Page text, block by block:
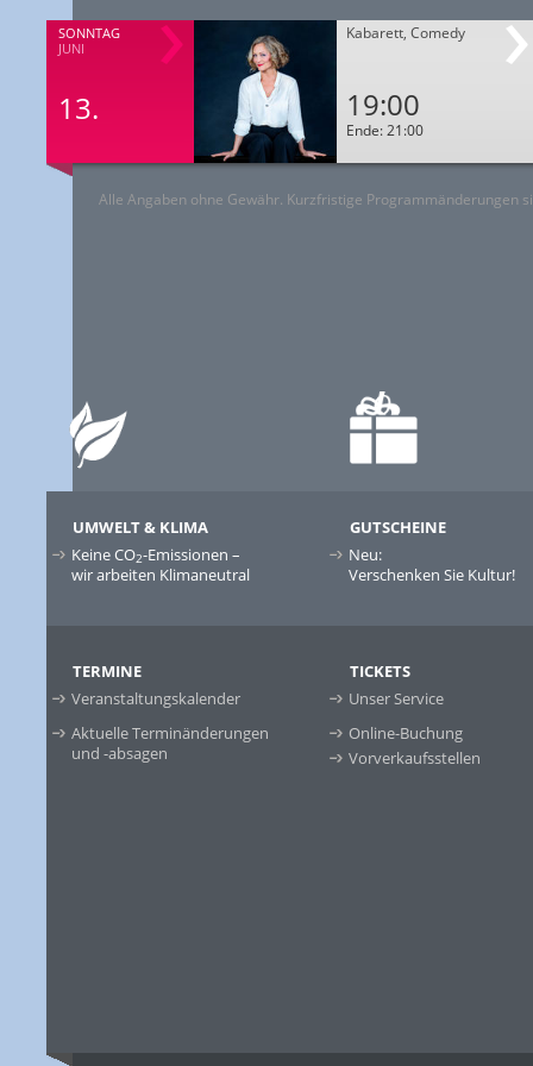
SONNTAG
JUNI
13.
Kabarett, Comedy
19:00
Ende: 21:00
Alle Angaben ohne Gewähr. Kurzfristige Programmänderungen
UMWELT & KLIMA
Keine CO2-Emissionen –
wir arbeiten Klimaneutral
GUTSCHEINE
Neu:
Verschenken Sie Kultur!
TERMINE
Veranstaltungskalender
Aktuelle Terminänderungen
und -absagen
TICKETS
Unser Service
Online-Buchung
Vorverkaufsstellen